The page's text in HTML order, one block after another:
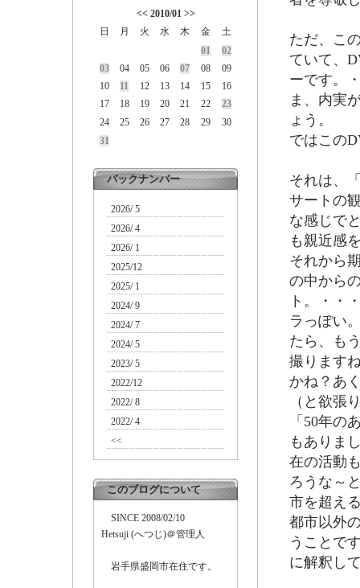
<< 2010/01 >>
日
月 火 水 木 金
土
01
02
03
04 05 06 07 08
09
10
11 12 13 14 15
16
17
18 19 20 21 22
23
24
25 26 27 28 29
30
31
バックナンバー
2026/ 5
2026/ 4
2026/ 1
2025/12
2025/ 1
2024/ 9
2024/ 7
2024/ 5
2023/ 5
2022/12
2022/ 8
2022/ 4
<<
このブログについて
SINCE 2008/02/10
Hetsuji (へつじ)＠管理人
岩手県盛岡市在住です。
ただ、こ
ていて、
ーです。
ま、内実
ょう。
ではこの
それは、
サートの
な感じで
も親近感
それから
の中から
ト。・・
ラっぽい
たら、も
撮ります
かね？あ
（と欲張
「50年の
もありま
在の活動
ろうな～
市を超え
都市以外
うことで
に解釈し